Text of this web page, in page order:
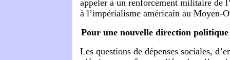
appeler à un renforcement militaire de
à l’impérialisme américain au Moyen-
Pour une nouvelle direction politique
Les questions de dépenses sociales,